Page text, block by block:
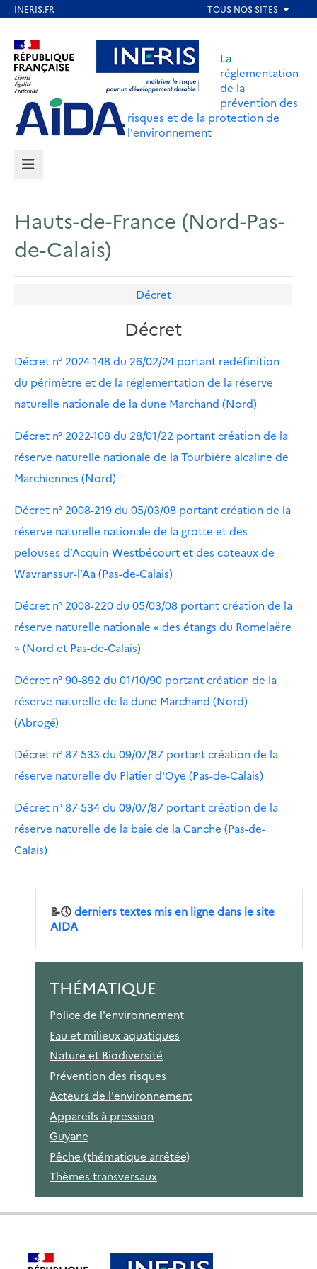
contenu
principal
Aller au contenu Aller au menu
Aller au pied de page
La
réglementation
de la
prévention des
risques et de la protection de
l'environnement
MENU
Hauts-de-France (Nord-Pas-
de-Calais)
Décret
Décret
Décret n° 2024-148 du 26/02/24 portant redéfinition
du périmètre et de la réglementation de la réserve
naturelle nationale de la dune Marchand (Nord)
Décret n° 2022-108 du 28/01/22 portant création de la
réserve naturelle nationale de la Tourbière alcaline de
Marchiennes (Nord)
Décret n° 2008-219 du 05/03/08 portant création de la
réserve naturelle nationale de la grotte et des
pelouses d’Acquin-Westbécourt et des coteaux de
Wavranssur-l’Aa (Pas-de-Calais)
Décret n° 2008-220 du 05/03/08 portant création de la
réserve naturelle nationale « des étangs du Romelaëre
» (Nord et Pas-de-Calais)
Décret n° 90-892 du 01/10/90 portant création de la
réserve naturelle de la dune Marchand (Nord)
(Abrogé)
Décret n° 87-533 du 09/07/87 portant création de la
réserve naturelle du Platier d'Oye (Pas-de-Calais)
Décret n° 87-534 du 09/07/87 portant création de la
réserve naturelle de la baie de la Canche (Pas-de-
Calais)
📝🕔derniers textes mis en ligne dans le site
AIDA
THÉMATIQUE
Police de l'environnement
Eau et milieux aquatiques
Nature et Biodiversité
Prévention des risques
Acteurs de l'environnement
Appareils à pression
Guyane
Pêche (thématique arrêtée)
Thèmes transversaux